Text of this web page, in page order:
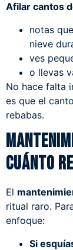
Afilar cantos
notas
nieve
ves
o llevas
No hace falta
es que el
rebabas.
cuánto
El
ritual raro.
enfoque:
Si